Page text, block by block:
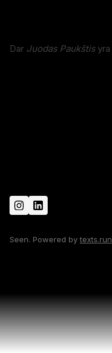
Dar Juodas Paukštis yra
Seen. Powered by texts.run